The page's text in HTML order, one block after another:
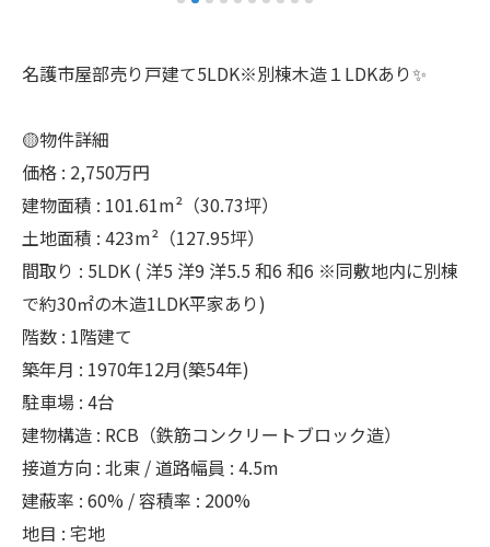
名護市屋部売り戸建て5LDK※別棟木造１LDKあり✨
🟡物件詳細
価格 : 2,750万円
建物面積 : 101.61m²（30.73坪）
土地面積 : 423m²（127.95坪）
間取り : 5LDK ( 洋5 洋9 洋5.5 和6 和6 ※同敷地内に別棟
で約30㎡の木造1LDK平家あり)
階数 : 1階建て
築年月 : 1970年12月(築54年)
駐車場 : 4台
建物構造 : RCB（鉄筋コンクリートブロック造）
接道方向 : 北東 / 道路幅員 : 4.5m
建蔽率 : 60% / 容積率 : 200%
地目 : 宅地